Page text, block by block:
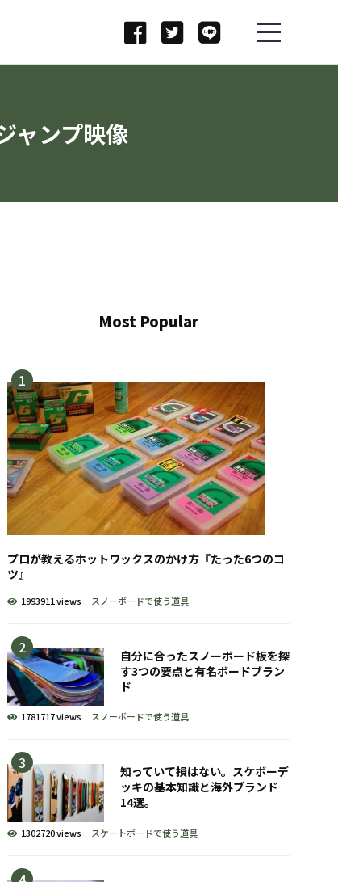
ャンプ映像
Most Popular
プロが教えるホットワックスのかけ方『たった6つのコ
ツ』
1993911 views スノーボードで使う道具
自分に合ったスノーボード板を探
す3つの要点と有名ボードブラン
ド
1781717 views スノーボードで使う道具
知っていて損はない。スケボーデ
ッキの基本知識と海外ブランド
14選。
1302720 views スケートボードで使う道具